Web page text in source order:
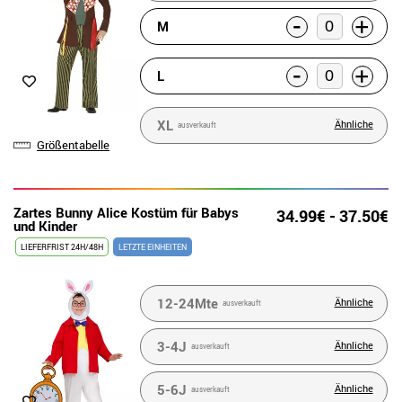
Größentabelle
M - +
L - +
XL ausverkauft Ähnliche
Zartes Bunny Alice Kostüm für Babys
und Kinder 34.99€ - 37.50€
LIEFERFRIST 24H/48H LETZTE EINHEITEN
12-24Mte ausverkauft Ähnliche
3-4J ausverkauft Ähnliche
5-6J ausverkauft Ähnliche